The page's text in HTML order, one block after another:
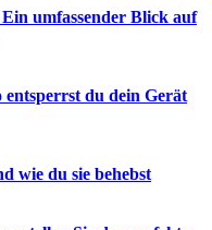
umfassender Blick auf
entsperrst du dein Gerät
wie du sie behebst